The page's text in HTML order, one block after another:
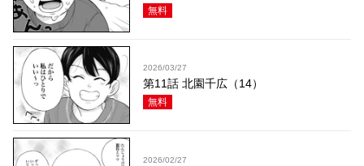
無料
2026/03/27
第11話 北園千広（14）
無料
2026/02/27